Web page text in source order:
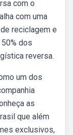
com o
com uma
reciclagem e
dos
reversa.
um dos
as
que além
exclusivos,